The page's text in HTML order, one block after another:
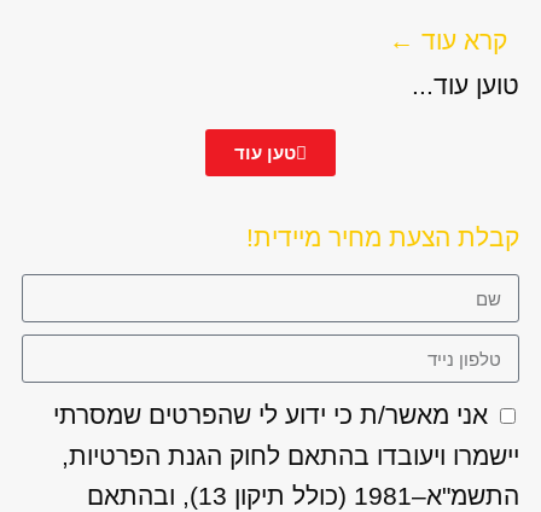
קרא עוד ←
טוען עוד...
טען עוד
קבלת הצעת מחיר מיידית!
אני מאשר/ת כי ידוע לי שהפרטים שמסרתי
יישמרו ויעובדו בהתאם לחוק הגנת הפרטיות,
התשמ"א–1981 (כולל תיקון 13), ובהתאם